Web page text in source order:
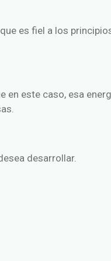
es fiel a los
este caso, esa
desarrollar.